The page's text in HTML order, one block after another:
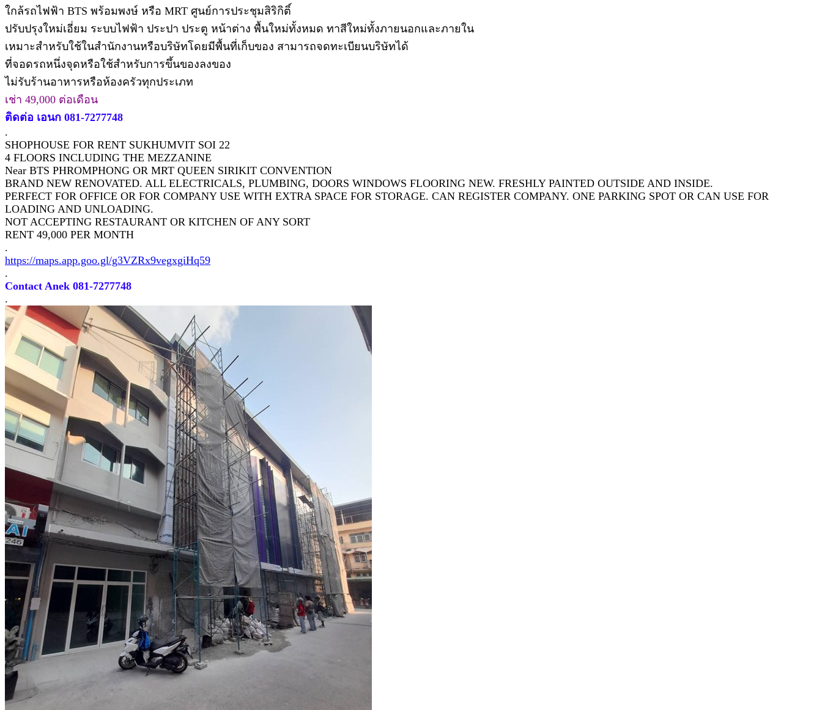
ใกล้รถไฟฟ้า BTS พร้อมพงษ์ หรือ MRT ศูนย์การประชุมสิริกิติ์
ปรับปรุงใหม่เอี่ยม ระบบไฟฟ้า ประปา ประตู หน้าต่าง พื้นใหม่ทั้งหมด ทาสีใหม่ทั้งภายนอกและภายใน
เหมาะสำหรับใช้ในสำนักงานหรือบริษัทโดยมีพื้นที่เก็บของ สามารถจดทะเบียนบริษัทได้
ที่จอดรถหนึ่งจุดหรือใช้สำหรับการขึ้นของลงของ
ไม่รับร้านอาหารหรือห้องครัวทุกประเภท
เช่า 49,000 ต่อเดือน
ติดต่อ เอนก 081-7277748
.
SHOPHOUSE FOR RENT SUKHUMVIT SOI 22
4 FLOORS INCLUDING THE MEZZANINE
Near BTS PHROMPHONG OR MRT QUEEN SIRIKIT CONVENTION
BRAND NEW RENOVATED. ALL ELECTRICALS, PLUMBING, DOORS WINDOWS FLOORING NEW. FRESHLY PAINTED OUTSIDE AND INSIDE.
PERFECT FOR OFFICE OR FOR COMPANY USE WITH EXTRA SPACE FOR STORAGE. CAN REGISTER COMPANY. ONE PARKING SPOT OR CAN USE FOR
LOADING AND UNLOADING.
NOT ACCEPTING RESTAURANT OR KITCHEN OF ANY SORT
RENT 49,000 PER MONTH
.
https://maps.app.goo.gl/g3VZRx9vegxgiHq59
.
Contact Anek 081-7277748
.